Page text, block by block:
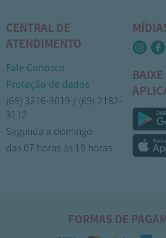
CENTRAL DE
ATENDIMENTO
Fale Conosco
Proteção de dados
(68) 3216-3019 / (69) 2182-
3112
Segunda a domingo
das 07 horas às 19 horas.
FORMAS DE